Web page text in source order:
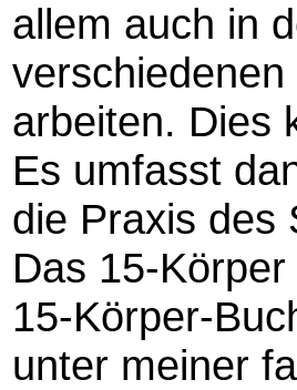
allem auch in
arbeiten. Dies
Es umfasst
die Praxis des
Das 15-
15-Körper-
unter meiner